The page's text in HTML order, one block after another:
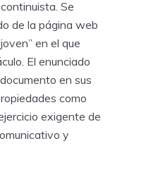
Se
de la página web
en el que
El enunciado
en sus
como
exigente de
y